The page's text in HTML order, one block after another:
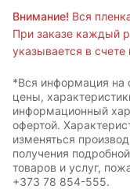
Внимание! Вся
При заказе каждый
указывается в счете
*Вся информация на
цены,
информационный
офертой.
изменяться
получения
товаров и услуг,
+373 78 854-555.